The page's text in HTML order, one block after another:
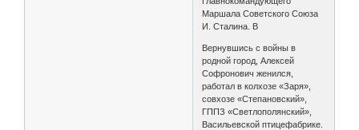
Маршала Советского Союза
И. Сталина. В
Вернувшись с войны в
родной город, Алексей
Софронович женился,
работал в колхозе «Заря»,
совхозе «Степановский»,
ГППЗ «Светлополянский»,
Васильевской птицефабрике.